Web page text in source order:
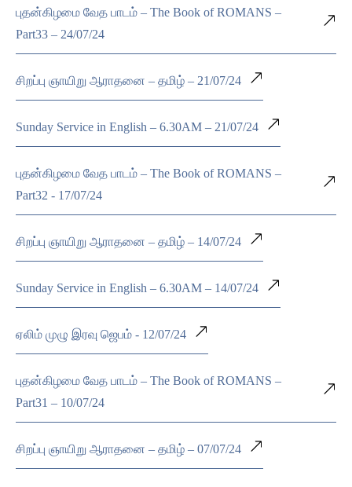
புதன்கிழமை வேத பாடம் – The Book of ROMANS –
Part33 – 24/07/24
சிறப்பு ஞாயிறு ஆராதனை – தமிழ் – 21/07/24
Sunday Service in English – 6.30AM – 21/07/24
புதன்கிழமை வேத பாடம் – The Book of ROMANS –
Part32 - 17/07/24
சிறப்பு ஞாயிறு ஆராதனை – தமிழ் – 14/07/24
Sunday Service in English – 6.30AM – 14/07/24
ஏலிம் முழு இரவு ஜெபம் - 12/07/24
புதன்கிழமை வேத பாடம் – The Book of ROMANS –
Part31 – 10/07/24
சிறப்பு ஞாயிறு ஆராதனை – தமிழ் – 07/07/24